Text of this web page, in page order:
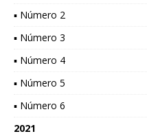
▪ Número 2
▪ Número 3
▪ Número 4
▪ Número 5
▪ Número 6
2021